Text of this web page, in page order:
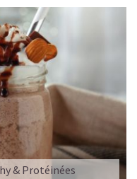
& Protéinées